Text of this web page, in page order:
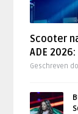
Scooter
ADE
Geschreven